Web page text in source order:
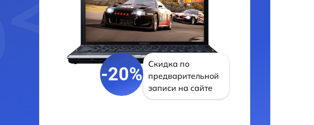
-20%
Скидка по
предварительной
записи на сайте